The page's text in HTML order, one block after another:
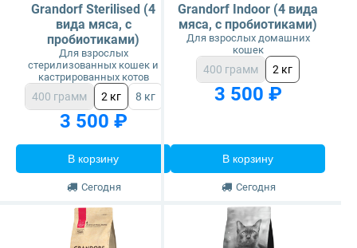
Grandorf Sterilised (4
вида мяса, с
пробиотиками)
Для взрослых
стерилизованных кошек и
кастрированных котов
400 грамм 2 кг 8 кг
3 500 ₽
В корзину
Сегодня
Grandorf Indoor (4 вида
мяса, с пробиотиками)
Для взрослых домашних
кошек
400 грамм 2 кг
3 500 ₽
В корзину
Сегодня